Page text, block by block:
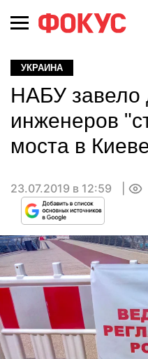
УКРАИНА
НАБУ завело
инженеров
моста в
23.07.2019 в 12:59